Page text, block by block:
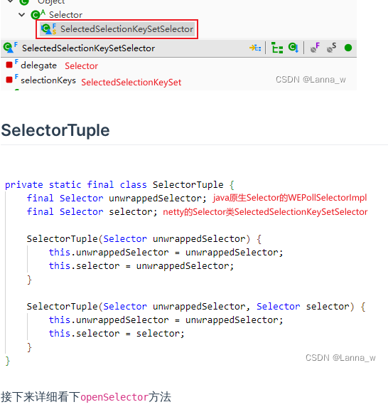
SelectorTuple
接下来详细看下openSelector方法